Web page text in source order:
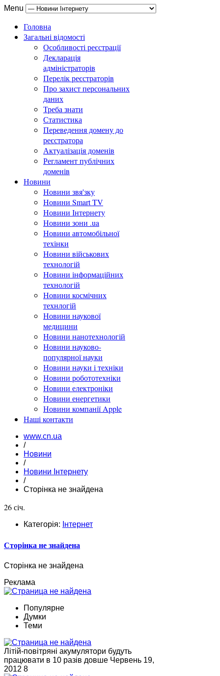
Menu
Головна
Загальні відомості
Особливості реєстрації
Декларація
адміністраторів
Перелік реєстраторів
Про захист персональних
даних
Треба знати
Статистика
Переведення домену до
реєстратора
Актуалізація доменів
Регламент публічних
доменів
Новини
Новини звя'зку
Новини Smart TV
Новини Інтернету
Новини зони .ua
Новини автомобільної
техінки
Новини військових
технологій
Новини інформаційних
технологій
Новини космічних
технлогій
Новини наукової
медицини
Новини нанотехнологій
Новини науково-
популярної науки
Новини науки і техніки
Новини робототехніки
Новини електроніки
Новини енергетики
Новини компанії Apple
Наші контакти
www.cn.ua
/
Новини
/
Новини Інтернету
/
Сторінка не знайдена
26 січ.
Категорія: Інтернет
Сторінка не знайдена
Сторінка не знайдена
Реклама
Популярне
Думки
Теми
Літій-повітряні акумулятори будуть
працювати в 10 разів довше Червень 19,
2012 8